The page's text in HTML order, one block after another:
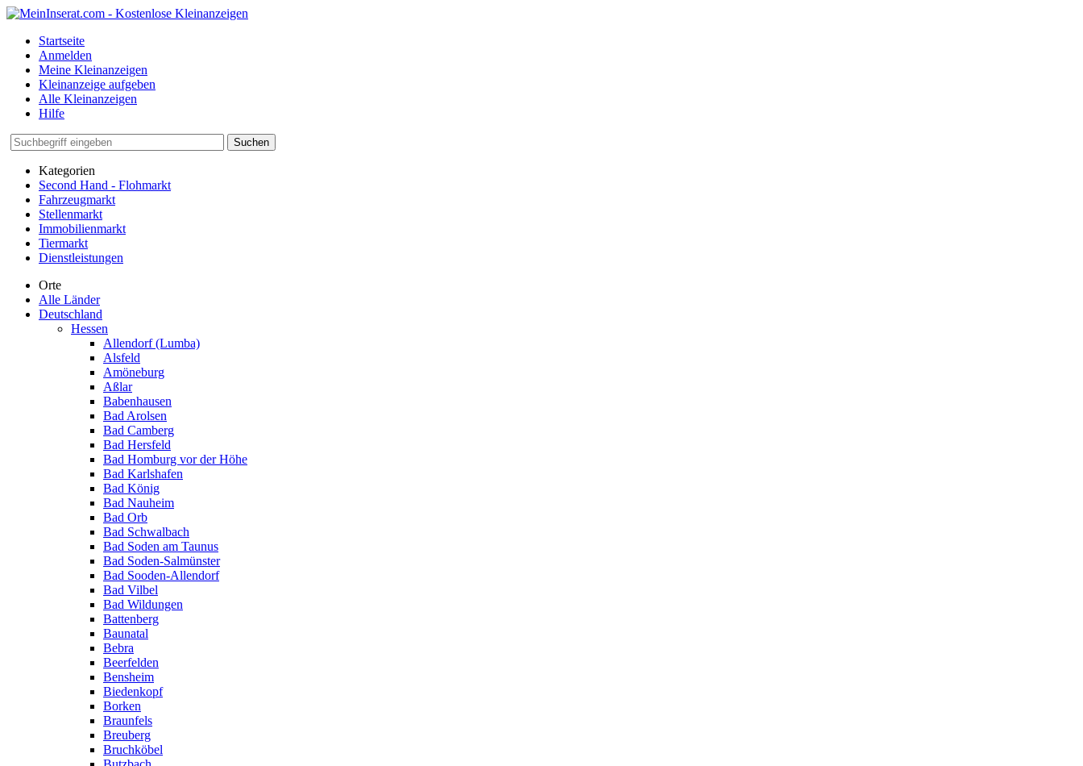
Startseite
Anmelden
Meine Kleinanzeigen
Kleinanzeige aufgeben
Alle Kleinanzeigen
Hilfe
Suchen
Kategorien
Second Hand - Flohmarkt
Fahrzeugmarkt
Stellenmarkt
Immobilienmarkt
Tiermarkt
Dienstleistungen
Orte
Alle Länder
Deutschland
Hessen
Allendorf (Lumba)
Alsfeld
Amöneburg
Aßlar
Babenhausen
Bad Arolsen
Bad Camberg
Bad Hersfeld
Bad Homburg vor der Höhe
Bad Karlshafen
Bad König
Bad Nauheim
Bad Orb
Bad Schwalbach
Bad Soden am Taunus
Bad Soden-Salmünster
Bad Sooden-Allendorf
Bad Vilbel
Bad Wildungen
Battenberg
Baunatal
Bebra
Beerfelden
Bensheim
Biedenkopf
Borken
Braunfels
Breuberg
Bruchköbel